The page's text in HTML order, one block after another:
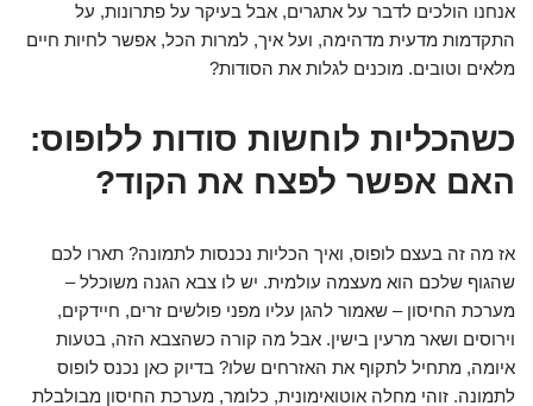
אנחנו הולכים לדבר על אתגרים, אבל בעיקר על פתרונות, על
התקדמות מדעית מדהימה, ועל איך, למרות הכל, אפשר לחיות חיים
מלאים וטובים. מוכנים לגלות את הסודות?
כשהכליות לוחשות סודות ללופוס:
האם אפשר לפצח את הקוד?
אז מה זה בעצם לופוס, ואיך הכליות נכנסות לתמונה? תארו לכם
שהגוף שלכם הוא מעצמה עולמית. יש לו צבא הגנה משוכלל –
מערכת החיסון – שאמור להגן עליו מפני פולשים זרים, חיידקים,
וירוסים ושאר מרעין בישין. אבל מה קורה כשהצבא הזה, בטעות
איומה, מתחיל לתקוף את האזרחים שלו? בדיוק כאן נכנס לופוס
לתמונה. זוהי מחלה אוטואימונית, כלומר, מערכת החיסון מבולבלת